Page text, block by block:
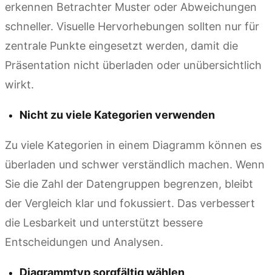
erkennen Betrachter Muster oder Abweichungen
schneller. Visuelle Hervorhebungen sollten nur für
zentrale Punkte eingesetzt werden, damit die
Präsentation nicht überladen oder unübersichtlich
wirkt.
Nicht zu viele Kategorien verwenden
Zu viele Kategorien in einem Diagramm können es
überladen und schwer verständlich machen. Wenn
Sie die Zahl der Datengruppen begrenzen, bleibt
der Vergleich klar und fokussiert. Das verbessert
die Lesbarkeit und unterstützt bessere
Entscheidungen und Analysen.
Diagrammtyp sorgfältig wählen